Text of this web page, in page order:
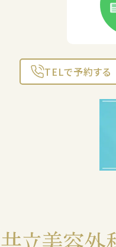
TELで予約する